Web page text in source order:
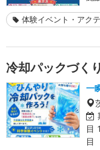
体験イベント・アク
冷却パックづく
一
目
目